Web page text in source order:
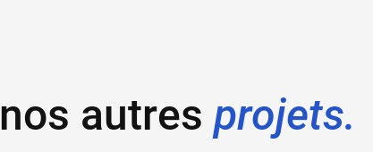
nos autres projets.